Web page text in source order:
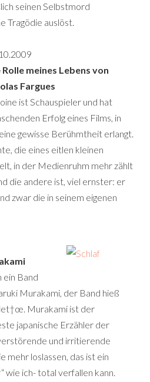
seinen Selbstmord
Tragödie auslöst.
Rolle meines Lebens von
Fargues
ist Schauspieler und hat
Erfolg eines Films, in
gewisse Berühmtheit erlangt.
die eines eitlen kleinen
in der Medienruhm mehr zählt
die andere ist, viel ernster: er
zwar die in seinem eigenen
ein Band
Murakami, der Band hieß
Murakami ist der
japanische Erzähler der
und irritierende
mehr loslassen, das ist ein
wie ich- total verfallen kann.